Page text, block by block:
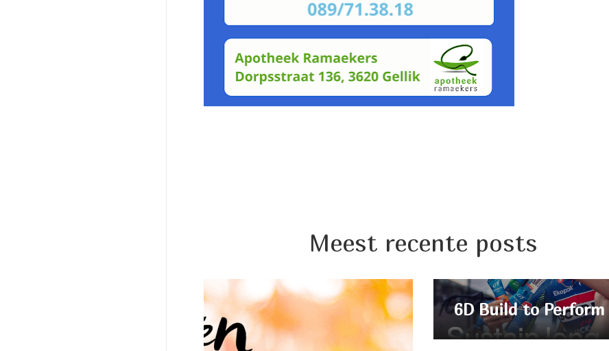
Meest recente posts
6D Build to Perform